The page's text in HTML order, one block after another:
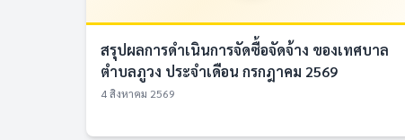
สรุปผลการดำเนินการจัดซื้อจัดจ้าง ของเทศบาล
ตำบลภูวง ประจำเดือน กรกฎาคม 2569
4 สิงหาคม 2569